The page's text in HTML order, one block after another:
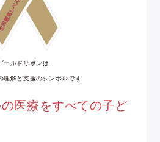
ールドリボンは
理解と支援のシンボルです
医療をすべての子ど